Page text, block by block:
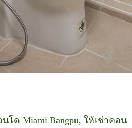
โด Miami Bangpu, ให้เช่าคอน